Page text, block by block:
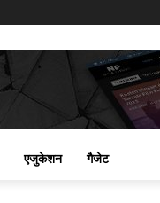
एजुकेशन गैजेट